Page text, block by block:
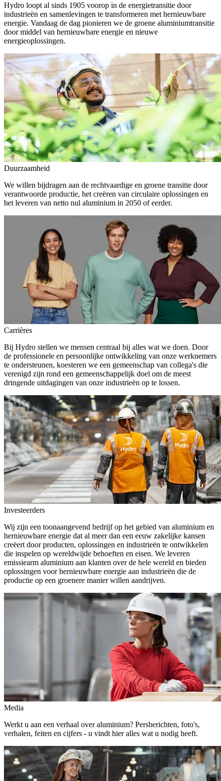
Hydro loopt al sinds 1905 voorop in de energietransitie door
industrieën en samenlevingen te transformeren met hernieuwbare
energie. Vandaag de dag pionieren we de groene aluminiumtransitie
door middel van hernieuwbare energie en nieuwe
energieoplossingen.
Duurzaamheid
We willen bijdragen aan de rechtvaardige en groene transitie door
verantwoorde productie, het creëren van circulaire oplossingen en
het leveren van netto nul aluminium in 2050 of eerder.
Carrières
Bij Hydro stellen we mensen centraal bij alles wat we doen. Door
de professionele en persoonlijke ontwikkeling van onze werknemers
te ondersteunen, koesteren we een gemeenschap van collega's die
verenigd zijn rond een gemeenschappelijk doel om de meest
dringende uitdagingen van onze industrieën op te lossen.
Investeerders
Wij zijn een toonaangevend bedrijf op het gebied van aluminium en
hernieuwbare energie dat al meer dan een eeuw zakelijke kansen
creëert door producten, oplossingen en industrieën te ontwikkelen
die inspelen op wereldwijde behoeften en eisen. We leveren
emissiearm aluminium aan klanten over de hele wereld en bieden
oplossingen voor hernieuwbare energie aan industrieën die de
productie op een groenere manier willen aandrijven.
Media
Werkt u aan een verhaal over aluminium? Persberichten, foto's,
verhalen, feiten en cijfers - u vindt hier alles wat u nodig heeft.